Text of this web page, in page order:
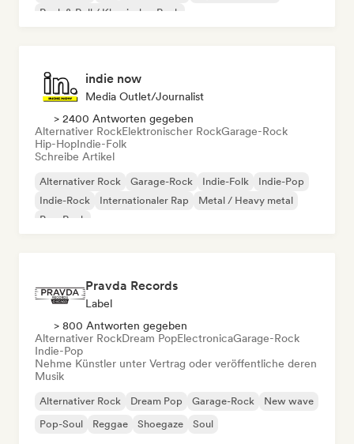
Rock & Roll / Klassischer Rock
indie now
Media Outlet/Journalist
> 2400 Antworten gegeben
Alternativer RockElektronischer RockGarage-Rock
Hip-HopIndie-Folk
Schreibe Artikel
Alternativer Rock Garage-Rock Indie-Folk
Indie-Pop
Indie-Rock
Internationaler Rap
Metal / Heavy metal
Pop-Rock
Pravda Records
Label
> 800 Antworten gegeben
Alternativer RockDream PopElectronicaGarage-Rock
Indie-Pop
Nehme Künstler unter Vertrag oder veröffentliche deren
Musik
Alternativer Rock Dream Pop Garage-Rock
New wave
Pop-Soul
Reggae Shoegaze Soul